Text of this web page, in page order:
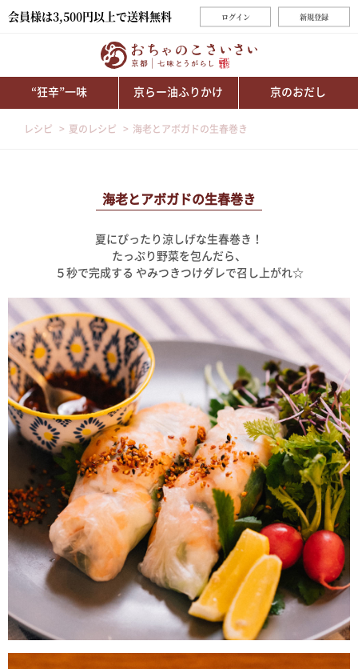
会員様は3,500円以上で送料無料 ログイン 新規登録
“狂辛”一味 京らー油ふりかけ 京のおだし
レシピ 夏のレシピ 海老とアボガドの生春巻き
海老とアボガドの生春巻き
夏にぴったり涼しげな生春巻き！
たっぷり野菜を包んだら、
５秒で完成する やみつきつけダレで召し上がれ☆